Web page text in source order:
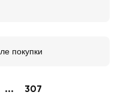
покупки
... 307